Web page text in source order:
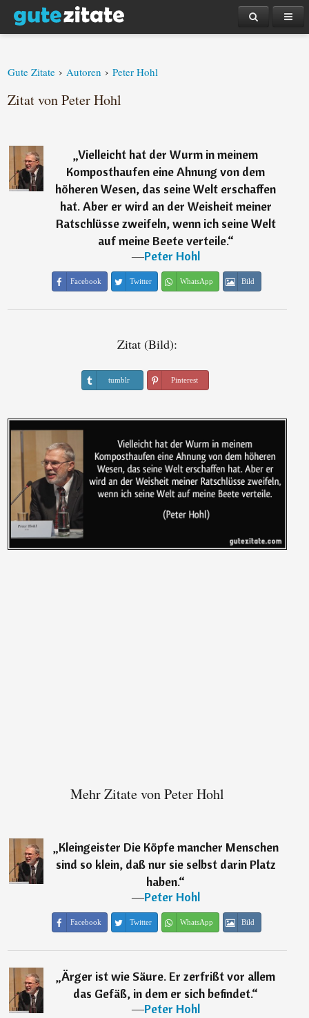
Gute Zitate › Autoren › Peter Hohl
Zitat von Peter Hohl
„Vielleicht hat der Wurm in meinem
Komposthaufen eine Ahnung von dem
höheren Wesen, das seine Welt erschaffen
hat. Aber er wird an der Weisheit meiner
Ratschlüsse zweifeln, wenn ich seine Welt
auf meine Beete verteile.“
―Peter Hohl
Facebook Twitter WhatsApp Bild
Zitat (Bild):
tumblr Pinterest
Mehr Zitate von Peter Hohl
„Kleingeister Die Köpfe mancher Menschen
sind so klein, daß nur sie selbst darin Platz
haben.“
―Peter Hohl
Facebook Twitter WhatsApp Bild
„Ärger ist wie Säure. Er zerfrißt vor allem
das Gefäß, in dem er sich befindet.“
―Peter Hohl